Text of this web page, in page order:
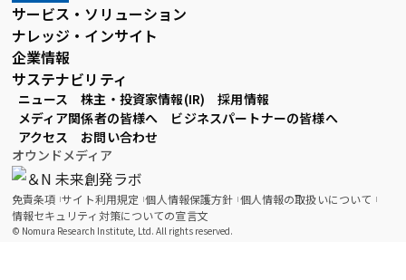
サービス・ソリューション
ナレッジ・インサイト
企業情報
サステナビリティ
ニュース 株主・投資家情報(IR)
採用情報
メディア関係者の皆様へ
ビジネスパートナーの皆様へ
アクセス
お問い合わせ
オウンドメディア
免責条項 サイト利用規定 個人情報保護方針 個人情報の取扱いについて
情報セキュリティ対策についての宣言文
© Nomura Research Institute, Ltd. All rights reserved.